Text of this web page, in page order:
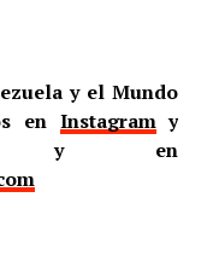
y el Mundo
en Instagramy
en